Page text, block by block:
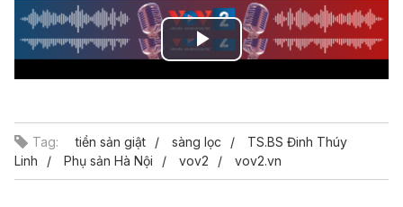
Play
Tag: tiền sản giật sàng lọc
TS.BS Đinh Thúy
Linh
Phụ sản Hà Nội vov2 vov2.vn